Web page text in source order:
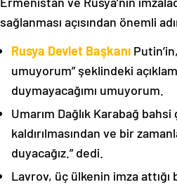
sağlanması açısından önemli
Rusya Devlet Başkanı
umuyorum” şeklindeki
duymayacağımı umuyorum.
Umarım Dağlık Karabağ
kaldırılmasından ve bir
duyacağız.” dedi.
Lavrov, üç ülkenin imza